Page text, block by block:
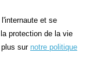
et se
protection de la vie
sur notre politique